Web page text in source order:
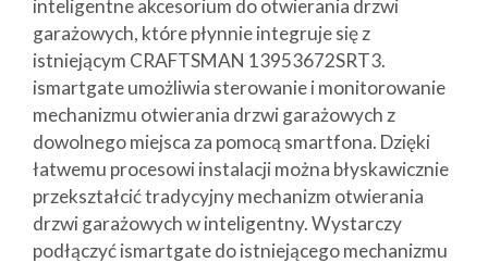
inteligentne akcesorium do otwierania drzwi
garażowych, które płynnie integruje się z
istniejącym CRAFTSMAN 13953672SRT3.
ismartgate umożliwia sterowanie i monitorowanie
mechanizmu otwierania drzwi garażowych z
dowolnego miejsca za pomocą smartfona. Dzięki
łatwemu procesowi instalacji można błyskawicznie
przekształcić tradycyjny mechanizm otwierania
drzwi garażowych w inteligentny. Wystarczy
podłączyć ismartgate do istniejącego mechanizmu